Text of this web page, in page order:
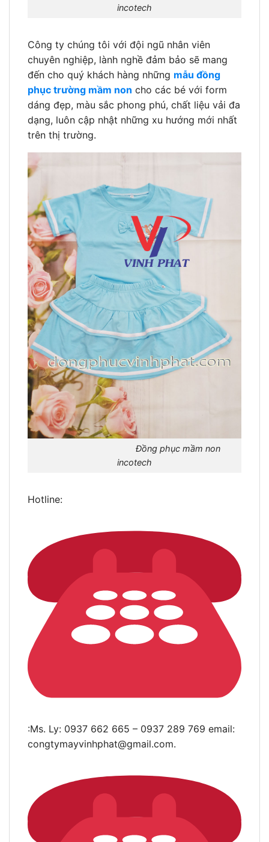
incotech
Công ty chúng tôi với đội ngũ nhân viên
chuyên nghiệp, lành nghề đảm bảo sẽ mang
đến cho quý khách hàng những mẫu đồng
phục trường mầm non cho các bé với form
dáng đẹp, màu sắc phong phú, chất liệu vải đa
dạng, luôn cập nhật những xu hướng mới nhất
trên thị trường.
Đồng phục mầm non
incotech
Hotline:
:Ms. Ly: 0937 662 665 – 0937 289 769 email:
congtymayvinhphat@gmail.com.